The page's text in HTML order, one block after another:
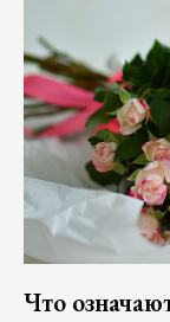
Что